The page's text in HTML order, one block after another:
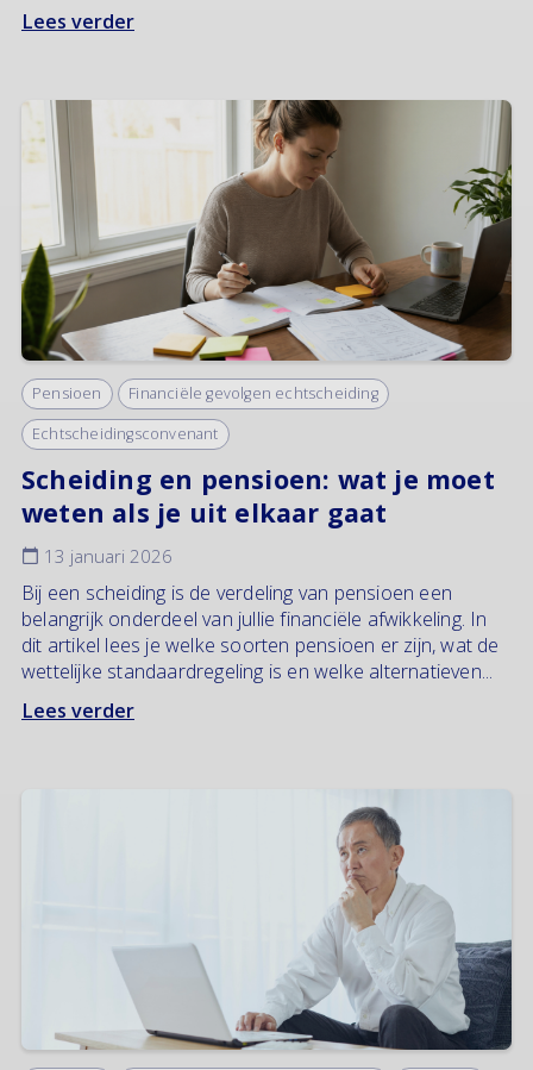
Lees verder
Pensioen Financiële gevolgen echtscheiding
Echtscheidingsconvenant
Scheiding en pensioen: wat je moet
weten als je uit elkaar gaat
13 januari 2026
Bij een scheiding is de verdeling van pensioen een
belangrijk onderdeel van jullie financiële afwikkeling. In
dit artikel lees je welke soorten pensioen er zijn, wat de
wettelijke standaardregeling is en welke alternatieven...
Lees verder